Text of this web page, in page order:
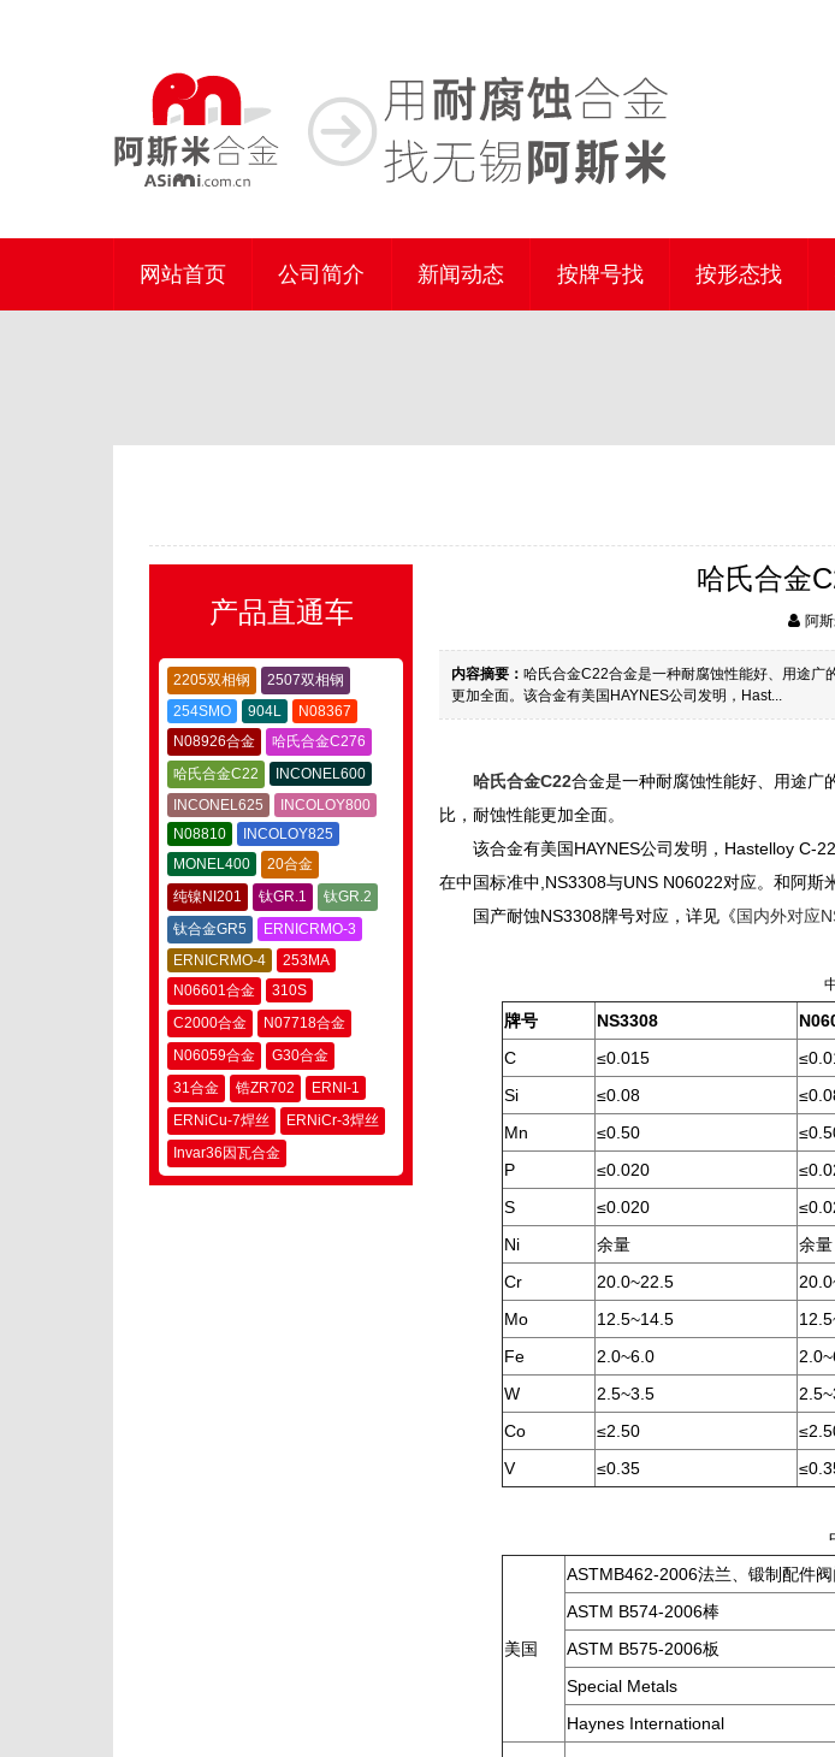
网站首页 公司简介 新闻动态 按牌号找 按形态找
产品直通车
2205双相钢
2507双相钢
254SMO
904L
N08367
N08926合金
哈氏合金C276
哈氏合金C22
INCONEL600
INCONEL625
INCOLOY800
N08810
INCOLOY825
MONEL400
20合金
纯镍NI201
钛GR.1
钛GR.2
钛合金GR5
ERNICRMO-3
ERNICRMO-4
253MA
N06601合金
310S
C2000合金
N07718合金
N06059合金
G30合金
31合金
锆ZR702
ERNI-1
ERNiCu-7焊丝
ERNiCr-3焊丝
Invar36因瓦合金
哈氏合金
阿
内容摘要：哈氏合金C22合金是一种耐腐蚀性能好、用途
更加全面。该合金有美国HAYNES公司发明，Hast...
哈氏合金C22合金是一种耐腐蚀性能好、用途广
比，耐蚀性能更加全面。
该合金有美国HAYNES公司发明，Hastelloy C-
在中国标准中,NS3308与UNS N06022对应。和阿斯
国产耐蚀NS3308牌号对应，详见《国内外对应
牌号 NS3308
C
≤0.015
Si
≤0.08
Mn
≤0.50
P
≤0.020
S
≤0.020
Ni
余量 余量
Cr
20.0~22.5
Mo
12.5~14.5
Fe
2.0~6.0
W
2.5~3.5
Co
≤2.50
V
≤0.35
美国
ASTMB462-2006法兰、锻制配件
ASTM B574-2006棒
ASTM B575-2006板
Special Metals
Haynes International